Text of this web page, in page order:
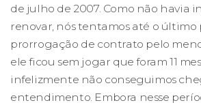
de julho de 2007. Como não havia
renovar, nós tentamos até o último
prorrogação de contrato pelo
ele ficou sem jogar que foram 11
infelizmente não conseguimos
entendimento. Embora nesse